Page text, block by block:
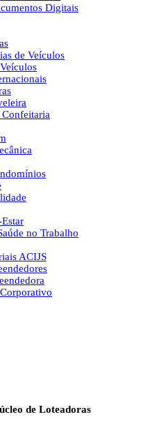
Digitais
de Veículos
no Trabalho
ACIJS
de Loteadoras